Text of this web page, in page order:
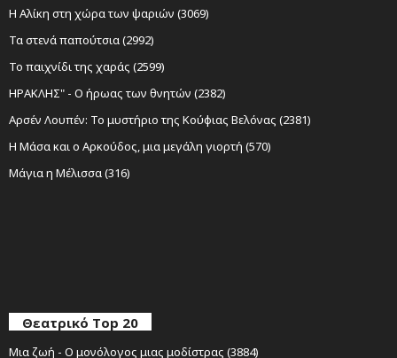
Η Αλίκη στη χώρα των ψαριών (3069)
Τα στενά παπούτσια (2992)
Το παιχνίδι της χαράς (2599)
ΗΡΑΚΛΗΣ" - Ο ήρωας των θνητών (2382)
Αρσέν Λουπέν: Το μυστήριο της Κούφιας Βελόνας (2381)
Η Μάσα και ο Αρκούδος, μια μεγάλη γιορτή (570)
Μάγια η Μέλισσα (316)
Θεατρικό Top 20
Μια ζωή - Ο μονόλογος μιας μοδίστρας (3884)